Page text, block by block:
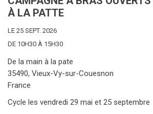
À LA PATTE
LE 25 SEPT. 2026
DE 10H30 À 15H30
De la main à la pate
35490, Vieux-Vy-sur-Couesnon
France
Cycle les vendredi 29 mai et 25 septembre